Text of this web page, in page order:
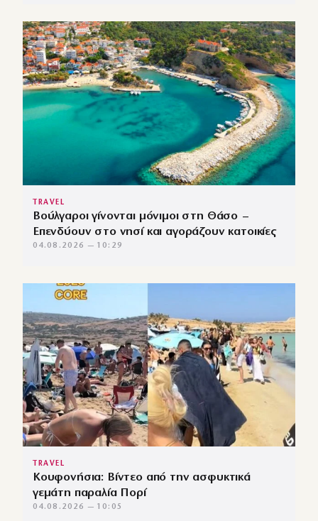
TRAVEL
Βούλγαροι γίνονται μόνιμοι στη Θάσο –
Επενδύουν στο νησί και αγοράζουν κατοικίες
04.08.2026 — 10:29
TRAVEL
Κουφονήσια: Βίντεο από την ασφυκτικά
γεμάτη παραλία Πορί
04.08.2026 — 10:05